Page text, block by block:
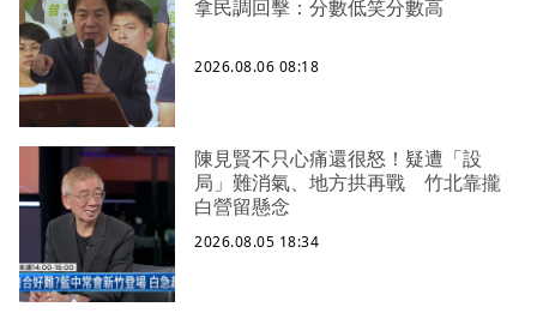
拿民調回擊：分數低笑分數高
2026.08.06 08:18
陳見賢不只心痛還很怒！疑遭「設
局」難消氣、地方拱再戰 竹北靠攏
白營留懸念
2026.08.05 18:34